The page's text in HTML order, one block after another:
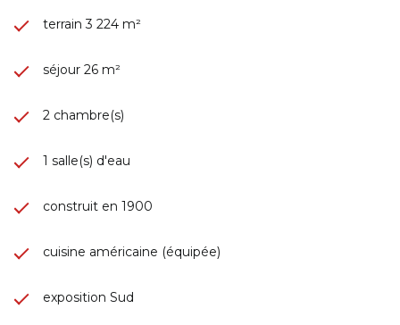
terrain 3 224 m²
séjour 26 m²
2 chambre(s)
1 salle(s) d'eau
construit en 1900
cuisine américaine (équipée)
exposition Sud